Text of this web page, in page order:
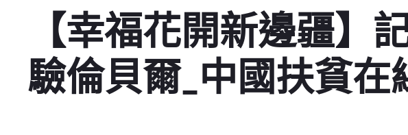
【幸福花開新邊疆】
驗倫貝爾_中國扶貧在